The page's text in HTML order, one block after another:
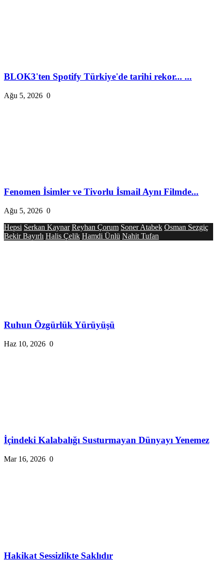
BLOK3'ten Spotify Türkiye'de tarihi rekor... ...
Ağu 5, 2026 0
Fenomen İsimler ve Tivorlu İsmail Aynı Filmde...
Ağu 5, 2026 0
Hepsi Serkan Kaynar Reyhan Çorum Soner Atabek Osman Sezgiç
Bekir Bayırlı Halis Çelik Hamdi Ünlü Nahit Tufan
Ruhun Özgürlük Yürüyüşü
Haz 10, 2026 0
İçindeki Kalabalığı Susturmayan Dünyayı Yenemez
Mar 16, 2026 0
Hakikat Sessizlikte Saklıdır